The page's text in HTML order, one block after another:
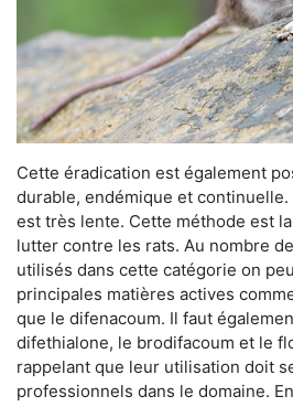
Cette éradication est également
durable, endémique et continuelle.
est très lente. Cette méthode est
lutter contre les rats. Au nombre
utilisés dans cette catégorie on
principales matières actives
que le difenacoum. Il faut
difethialone, le brodifacoum et le
rappelant que leur utilisation doit
professionnels dans le domaine.